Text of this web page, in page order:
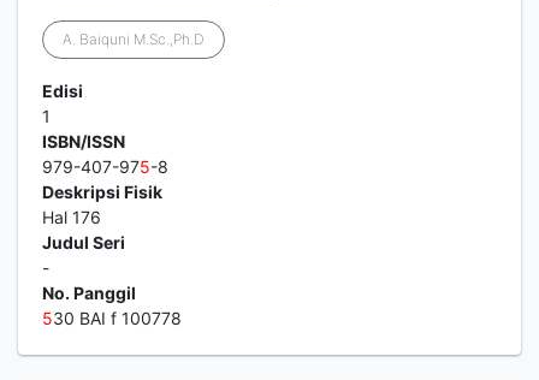
A. Baiquni M.Sc.,Ph.D
Edisi
1
ISBN/ISSN
979-407-975-8
Deskripsi Fisik
Hal 176
Judul Seri
-
No. Panggil
530 BAI f 100778